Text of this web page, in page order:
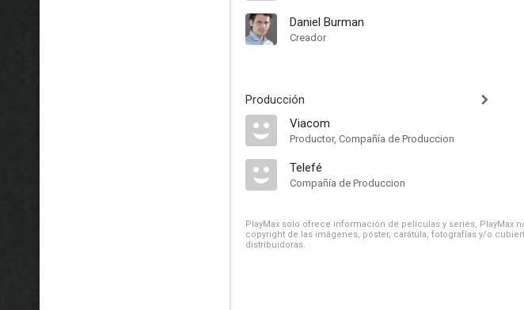
Daniel Burman
Creador
Producción
Viacom
Productor, Compañía de Produccion
Telefé
Compañía de Produccion
PlayMax solo ofrece información de películas y series, PlayMax
copyright de las imágenes, póster, carátula, fotografías y/o
distribuidoras.